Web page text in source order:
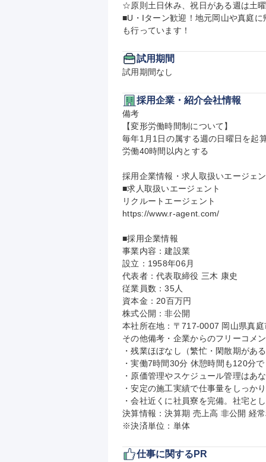
☆原則土日休み、祝日がある週は土
■U・Iターン歓迎！地元岡山や真庭
も行っています！
試用期間
試用期間なし
採用企業・紹介会社情報
備考
【変形労働時間制について】
毎年1月1日の属する週の日曜日を起
労働40時間以内とする
採用企業情報・求人取扱いエージェ
■求人取扱いエージェント
リクルートエージェント
https://www.r-agent.com/
■採用企業情報
事業内容：建設業
設立：1958年06月
代表者：代表取締役 三木 康史
従業員数：35人
資本金：20百万円
株式公開：非公開
本社所在地：〒717-0007 岡山県真
その他備考・企業からのフリーコメ
・残業ほぼなし（繁忙・閑散期があ
・実働7時間30分 休憩時間も120分
・原価管理やスケジュール管理はあ
・安定の施工実績で仕事量をしっか
・会社近くに社員寮を完備。社宅と
決算情報：決算期 売上高 非公開 経
※決済単位：単体
仕事に関するPR